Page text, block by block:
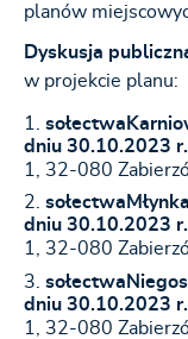
planów
Dyskusja
w projekcie planu:
sołectwa
dniu 30.10.2023 r.
1, 32-080
sołectwa Młynka
dniu 30.10.2023 r.
1, 32-080
sołectwa
dniu 30.10.2023 r.
1, 32-080